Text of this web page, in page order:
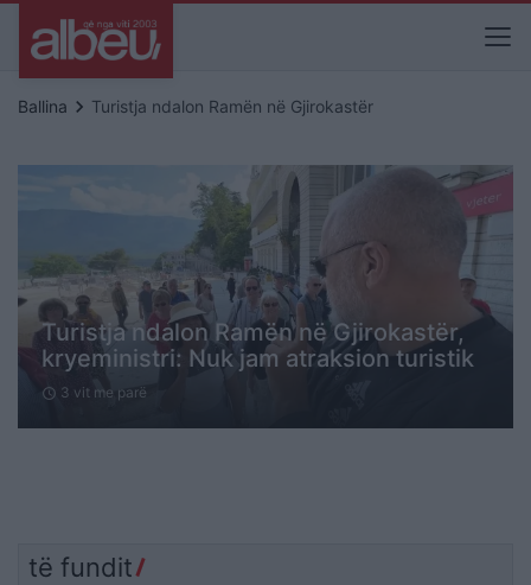
Ballina keyboard_arrow_right Turistja ndalon Ramën në Gjirokastër
Turistja ndalon Ramën në Gjirokastër,
kryeministri: Nuk jam atraksion turistik
schedule 3 vit me parë
të fundit